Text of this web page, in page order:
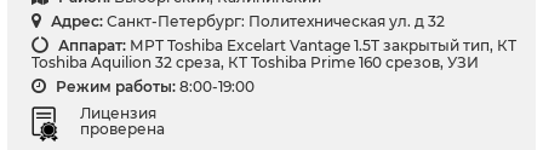
Адрес: Санкт-Петербург: Политехническая ул. д 32
Аппарат: МРТ Toshiba Excelart Vantage 1.5T закрытый тип, КТ
Toshiba Aquilion 32 среза, КТ Toshiba Prime 160 срезов, УЗИ
Режим работы: 8:00-19:00
Лицензия
проверена